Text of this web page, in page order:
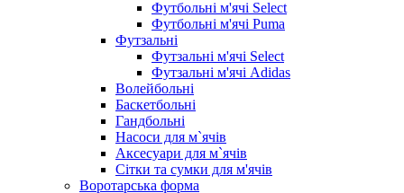
Футбольні м'ячі Select
Футбольні м'ячі Puma
Футзальні
Футзальні м'ячі Select
Футзальні м'ячі Adidas
Волейбольні
Баскетбольні
Гандбольні
Насоси для м`ячів
Аксесуари для м`ячів
Сітки та сумки для м'ячів
Воротарська форма